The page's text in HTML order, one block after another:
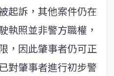
起訴，其他案件仍在
執照並非警方職權，
，因此肇事者仍可正
對肇事者進行初步警